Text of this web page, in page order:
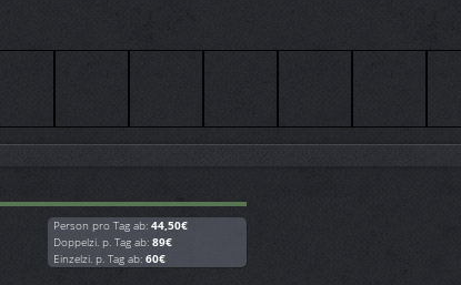
Person pro Tag ab: 44,50€
Doppelzi. p. Tag ab: 89€
Einzelzi. p. Tag ab: 60€